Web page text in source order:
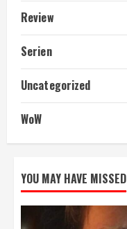
Review
Serien
Uncategorized
WoW
YOU MAY HAVE MISSED